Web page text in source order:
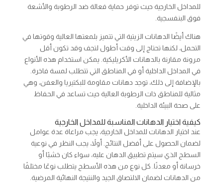
للمداخل الخارجية حيث توفر حماية فعالة ضد الرطوبة والأشعة
فوق البنفسجية.
هناك أيضًا الدهانات الزيتية التي تتميز بلمعتها العالية وقوتها في
التحمل، لكنها تحتاج إلى وقت أطول لتجف وقد تكون أقل
مرونة مقارنة بالدهانات الأكريليكية. يمكن استخدام هذه الأنواع
في المداخل الداخلية أو في المناطق التي تتطلب لمسة فاخرة.
بالإضافة إلى ذلك، توجد دهانات مقاومة للبكتيريا والعفن، وهي
مثالية للمناطق ذات الرطوبة العالية حيث تساعد في الحفاظ
على صحة البيئة الداخلية.
كيفية اختيار الدهانات المناسبة للمداخل الخارجية
عند اختيار الدهانات للمداخل الخارجية، يجب مراعاة عدة عوامل
لضمان الحصول على أفضل النتائج. أولاً، يجب النظر في نوعية
السطح الذي سيتم تطبيق الدهان عليه، سواء كان خشبًا أو
خرسانة أو معدنًا. كل نوع من هذه الأسطح يتطلب نوعًا مختلفًا
من الدهانات لضمان الالتصاق الجيد والنتيجة النهائية المرضية.